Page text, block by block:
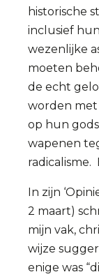
historische
inclusief hun
wezenlijke
moeten
de echt
worden met
op hun
wapenen
radicalisme.
In zijn
2 maart)
mijn vak,
wijze
enige was